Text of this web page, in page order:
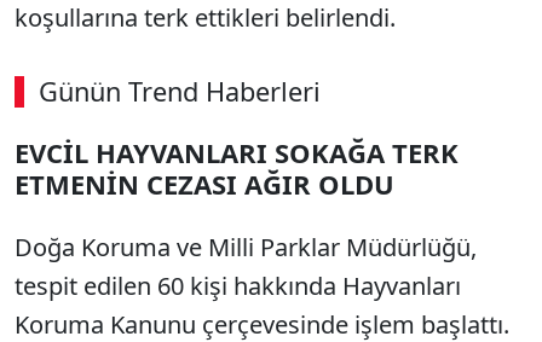
koşullarına terk ettikleri belirlendi.
Günün Trend Haberleri
00:02 / 09:08
Sesi Aç
EVCİL HAYVANLARI SOKAĞA TERK
ETMENİN CEZASI AĞIR OLDU
Doğa Koruma ve Milli Parklar Müdürlüğü,
tespit edilen 60 kişi hakkında Hayvanları
Koruma Kanunu çerçevesinde işlem başlattı.